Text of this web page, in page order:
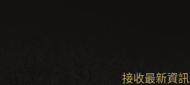
接收最新資訊